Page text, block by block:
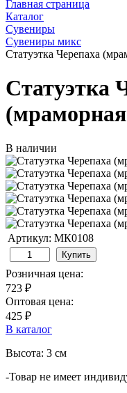
Главная страница
Каталог
Сувениры
Сувениры микс
Статуэтка Черепаха
Статуэтка
В наличии
Артикул: МК0108
Купить
Розничная цена:
723 ₽
Оптовая цена:
425 ₽
В каталог
Высота: 3 см
-Товар не имеет